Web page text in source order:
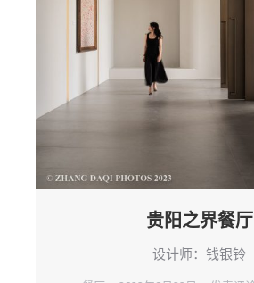
贵阳之界餐厅
设计师：钱银铃